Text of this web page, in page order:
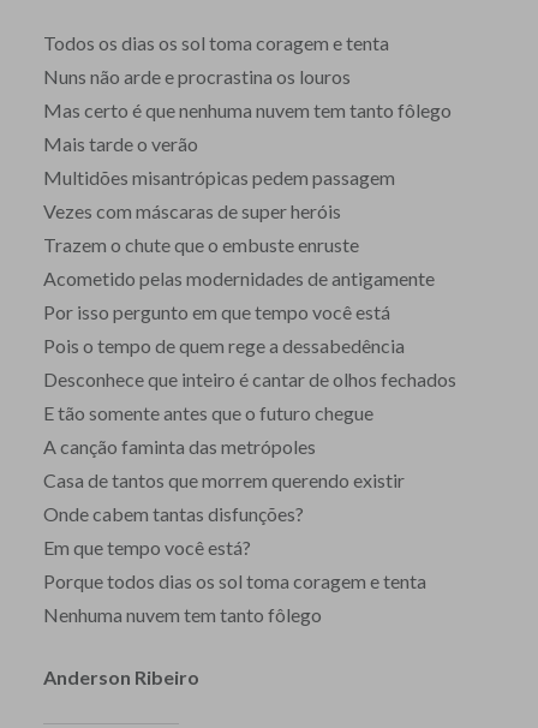
Todos os dias os sol toma coragem e tenta
Nuns não arde e procrastina os louros
Mas certo é que nenhuma nuvem tem tanto fôlego
Mais tarde o verão
Multidões misantrópicas pedem passagem
Vezes com máscaras de super heróis
Trazem o chute que o embuste enruste
Acometido pelas modernidades de antigamente
Por isso pergunto em que tempo você está
Pois o tempo de quem rege a dessabedência
Desconhece que inteiro é cantar de olhos fechados
E tão somente antes que o futuro chegue
A canção faminta das metrópoles
Casa de tantos que morrem querendo existir
Onde cabem tantas disfunções?
Em que tempo você está?
Porque todos dias os sol toma coragem e tenta
Nenhuma nuvem tem tanto fôlego
Anderson Ribeiro